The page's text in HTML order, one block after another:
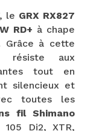
le GRX RX827
RD+ à chape
Grâce à cette
résiste aux
tout en
silencieux et
toutes les
fil Shimano
105 Di2, XTR,